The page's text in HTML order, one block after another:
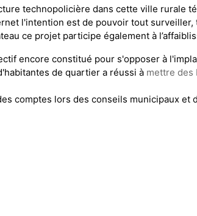
technopolicière dans cette ville rurale
l'intention est de pouvoir tout surveiller,
ce projet participe également à
encore constitué pour s'opposer à
de quartier a réussi à mettre des
comptes lors des conseils municipaux